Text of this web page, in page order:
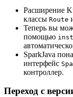
Расширение
классы Route
Теперь вы
помощью
SparkJava
интерфейс
контроллер.
Переход с